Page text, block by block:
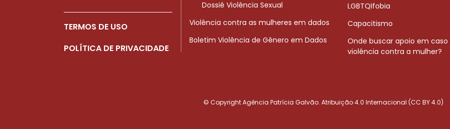
TERMOS DE USO
POLÍTICA DE PRIVACIDADE
Dossiê Violência Sexual
Violência contra as mulheres em dados
Boletim Violência de Gênero em Dados
LGBTQIfobia
Capacitismo
Onde buscar apoio em caso
violência contra a mulher?
© Copyright Agência Patrícia Galvão. Atribuição 4.0 Internacional (CC BY 4.0)